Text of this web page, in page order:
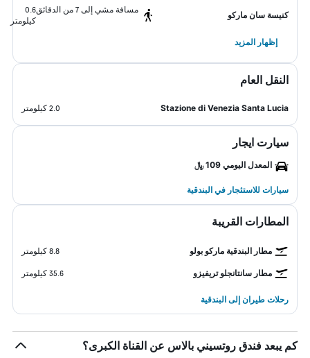
كنيسة سان ماركو
مسافة مشي إلى 7 من الدقائق
0.6
كيلومتر
إظهار المزيد
النقل العام
Stazione di Venezia Santa Lucia 2.0 كيلومتر
سيارت ايجار
المعدل اليومي 109 ﷼
سيارات للاستئجار في البندقية
المطارات القريبة
مطار البندقية ماركو بولو 8.8 كيلومتر
مطار سانتانجلو تريفيزو 35.6 كيلومتر
رحلات طيران إلى البندقية
كم يبعد فندق روتسيني بالاس عن القناة الكبرى؟